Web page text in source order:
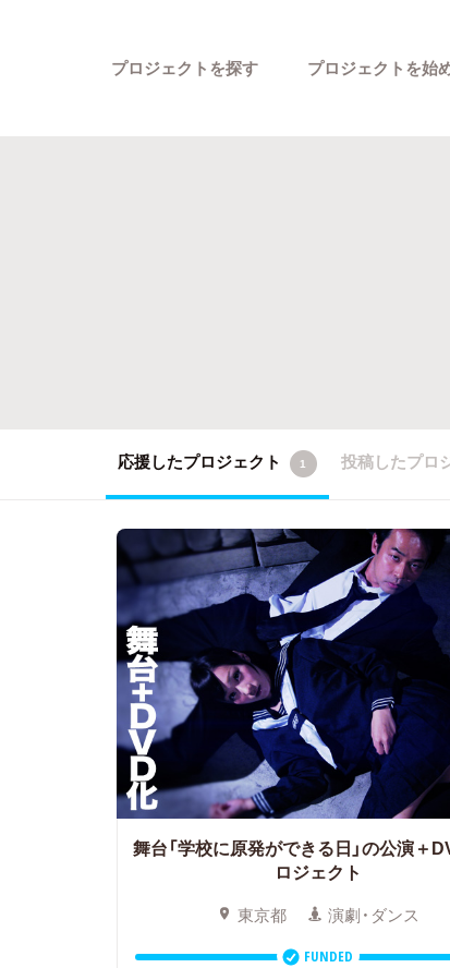
プロジェクトを探す プロジェクトを始
応援したプロジェクト 1 投稿したプロ
舞台「学校に原発ができる日」の公演＋
ロジェクト
東京都 演劇・ダンス
FUNDED